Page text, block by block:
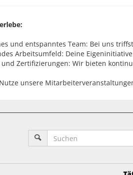
und entspanntes Team: Bei uns
Arbeitsumfeld: Deine
Zertifizierungen: Wir bieten
unsere